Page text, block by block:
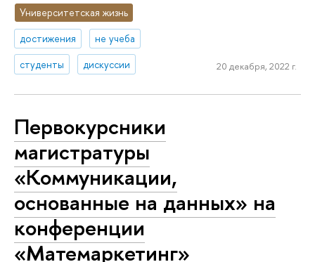
Университетская жизнь
достижения
не учеба
студенты
дискуссии 20 декабря, 2022 г.
Первокурсники
магистратуры
«Коммуникации,
основанные на данных» на
конференции
«Матемаркетинг»